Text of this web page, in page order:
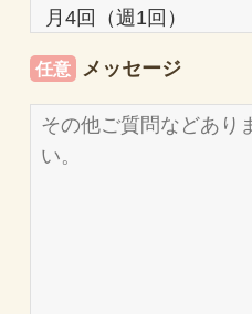
任意 メッセージ